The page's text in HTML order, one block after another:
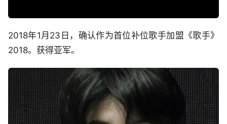
2018年1月23日，确认作为首位补位歌手加盟《歌手》
2018。获得亚军。